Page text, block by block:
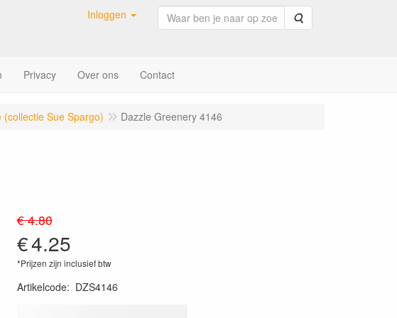
Inloggen Zoeken
Privacy Over ons Contact
(collectie Sue Spargo) Dazzle Greenery 4146
€ 4.80
€4.25
*Prijzen zijn inclusief btw
Artikelcode: DZS4146